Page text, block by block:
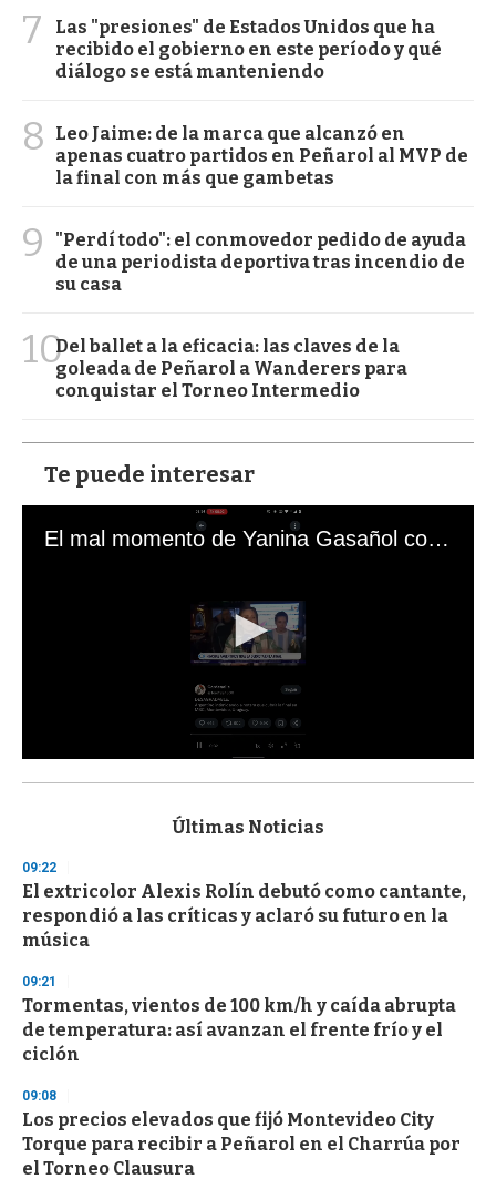
7
Las "presiones" de Estados Unidos que ha
recibido el gobierno en este período y qué
diálogo se está manteniendo
8
Leo Jaime: de la marca que alcanzó en
apenas cuatro partidos en Peñarol al MVP de
la final con más que gambetas
9
"Perdí todo": el conmovedor pedido de ayuda
de una periodista deportiva tras incendio de
su casa
10Del ballet a la eficacia: las claves de la
goleada de Peñarol a Wanderers para
conquistar el Torneo Intermedio
Te puede interesar
El mal momento de Yanina Gasañol con un hincha argentino en "Subrayado"
s
d
s
o
f
3
s
e
c
o
n
Últimas Noticias
09:22
El extricolor Alexis Rolín debutó como cantante,
respondió a las críticas y aclaró su futuro en la
música
09:21
Tormentas, vientos de 100 km/h y caída abrupta
de temperatura: así avanzan el frente frío y el
ciclón
09:08
Los precios elevados que fijó Montevideo City
Torque para recibir a Peñarol en el Charrúa por
el Torneo Clausura